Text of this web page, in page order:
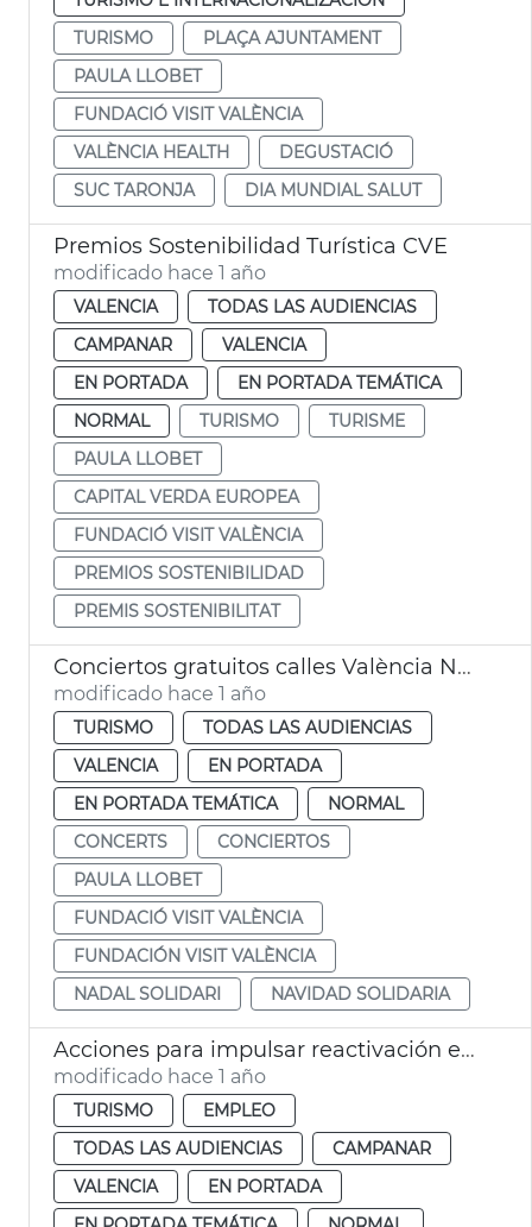
TURISMO
PLAÇA AJUNTAMENT
PAULA LLOBET
FUNDACIÓ VISIT VALÈNCIA
VALÈNCIA HEALTH
DEGUSTACIÓ
SUC TARONJA
DIA MUNDIAL SALUT
Premios Sostenibilidad Turística CVE
modificado hace 1 año
VALENCIA
TODAS LAS AUDIENCIAS
CAMPANAR
VALENCIA
EN PORTADA
EN PORTADA TEMÁTICA
NORMAL
TURISMO
TURISME
PAULA LLOBET
CAPITAL VERDA EUROPEA
FUNDACIÓ VISIT VALÈNCIA
PREMIOS SOSTENIBILIDAD
PREMIS SOSTENIBILITAT
Conciertos gratuitos calles València Navidad Solidaria
modificado hace 1 año
TURISMO
TODAS LAS AUDIENCIAS
VALENCIA
EN PORTADA
EN PORTADA TEMÁTICA
NORMAL
CONCERTS
CONCIERTOS
PAULA LLOBET
FUNDACIÓ VISIT VALÈNCIA
FUNDACIÓN VISIT VALÈNCIA
NADAL SOLIDARI
NAVIDAD SOLIDARIA
Acciones para impulsar reactivación económica de València
modificado hace 1 año
TURISMO
EMPLEO
TODAS LAS AUDIENCIAS
CAMPANAR
VALENCIA
EN PORTADA